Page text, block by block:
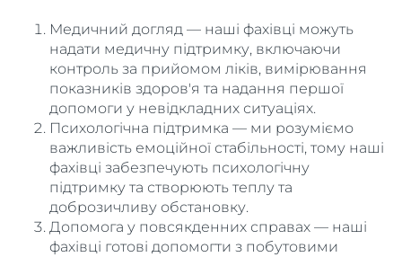
Медичний догляд — наші фахівці можуть
надати медичну підтримку, включаючи
контроль за прийомом ліків, вимірювання
показників здоров'я та надання першої
допомоги у невідкладних ситуаціях.
Психологічна підтримка — ми розуміємо
важливість емоційної стабільності, тому наші
фахівці забезпечують психологічну
підтримку та створюють теплу та
доброзичливу обстановку.
Допомога у повсякденних справах — наші
фахівці готові допомогти з побутовими